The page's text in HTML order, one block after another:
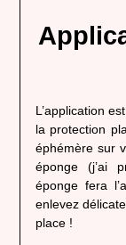
L’application
la protection
éphémère sur
éponge (j’ai
éponge fera
enlevez
place !